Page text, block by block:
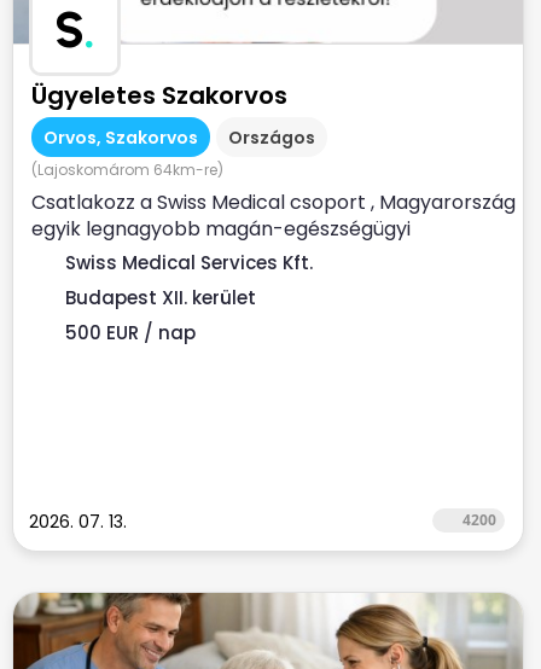
S.
Ügyeletes Szakorvos
Orvos, Szakorvos Országos
(Lajoskomárom 64km-re)
Csatlakozz a Swiss Medical csoport , Magyarország
egyik legnagyobb magán-egészségügyi
szolgáltatójához ...
Swiss Medical Services Kft.
Budapest XII. kerület
500 EUR / nap
2026. 07. 13. 4200